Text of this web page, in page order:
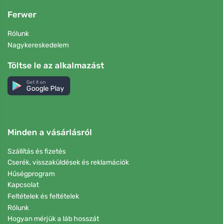
Ferwer
Rólunk
Nagykereskedelem
Töltse le az alkalmazást
Get it on
Google Play
Minden a vásárlásról
Szállítás és fizetés
Cserék, visszaküldések és reklamációk
Hűségprogram
Kapcsolat
Feltételek és feltételek
Rólunk
Hogyan mérjük a láb hosszát